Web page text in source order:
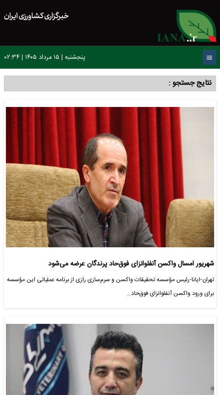
خبرگزاری کشاورزی ایران
پنجشنبه | ۱۵ مرداد ۱۴۰۵ | ۰۲:۳۴
نتایج جستجو :
شهریور امسال واکسن آنفلوانزای فوق‌حاد پرندگان عرضه می‌شود
تهران-ایانا-رئیس مؤسسه تحقیقات واکسن و سرم‌سازی رازی از برنامه عملیاتی این مؤسسه
برای ورود واکسن آنفلوانزای فوق‌حاد…